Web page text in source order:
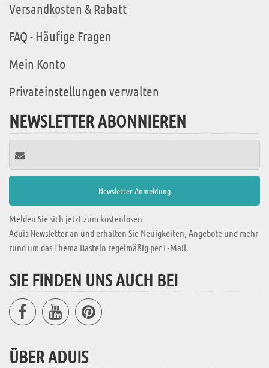
Versandkosten & Rabatt
FAQ - Häufige Fragen
Mein Konto
Privateinstellungen verwalten
NEWSLETTER ABONNIEREN
Melden Sie sich jetzt zum kostenlosen
Aduis Newsletter an und erhalten Sie Neuigkeiten, Angebote und mehr
rund um das Thema Basteln regelmäßig per E-Mail.
SIE FINDEN UNS AUCH BEI
ÜBER ADUIS